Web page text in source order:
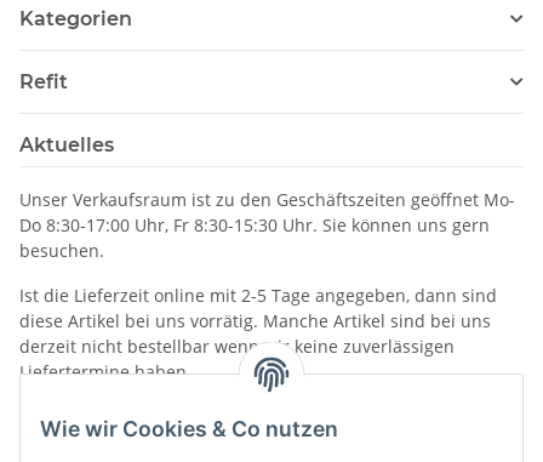
Wie wir Cookies & Co nutzen
Kategorien
Refit
Aktuelles
Unser Verkaufsraum ist zu den Geschäftszeiten geöffnet Mo-
Do 8:30-17:00 Uhr, Fr 8:30-15:30 Uhr. Sie können uns gern
besuchen.
Ist die Lieferzeit online mit 2-5 Tage angegeben, dann sind
diese Artikel bei uns vorrätig. Manche Artikel sind bei uns
derzeit nicht bestellbar wenn wir keine zuverlässigen
Liefertermine haben.
Informationen